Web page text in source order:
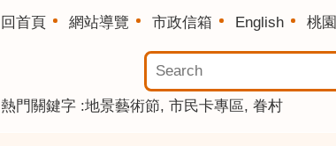
回首頁 網站導覽 市政信箱 English 桃
熱門關鍵字 地景藝術節 市民卡專區 眷村